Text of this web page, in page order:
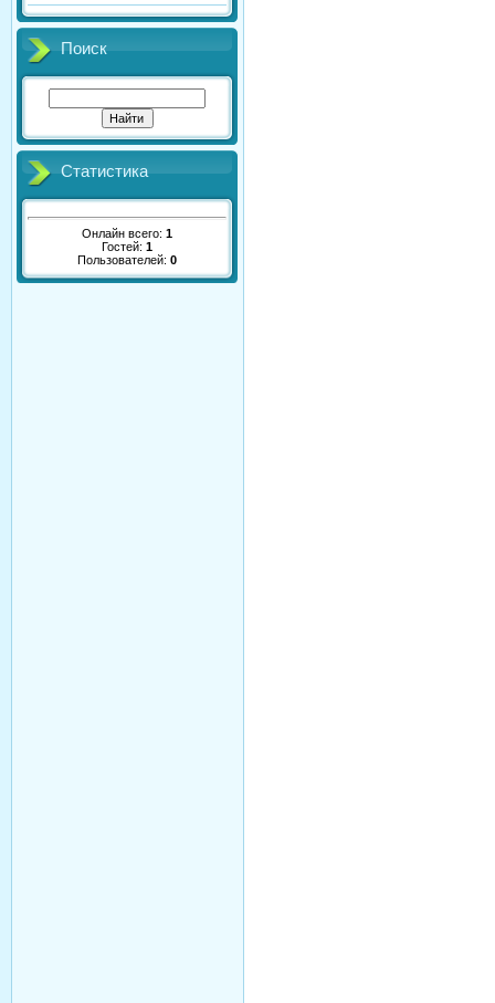
Поиск
Статистика
Онлайн всего: 1
Гостей: 1
Пользователей: 0